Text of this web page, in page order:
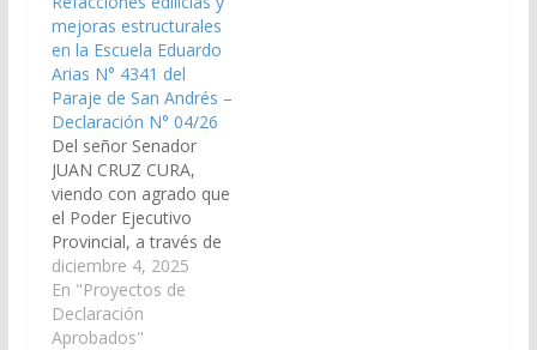
mejoras estructurales
en la Escuela Eduardo
Arias N° 4341 del
Paraje de San Andrés –
Declaración N° 04/26
Del señor Senador
JUAN CRUZ CURA,
viendo con agrado que
el Poder Ejecutivo
Provincial, a través de
los organismos
competentes,
disponga las medidas y
recursos necesarios
diciembre 4, 2025
En "Proyectos de
Declaración
Aprobados"